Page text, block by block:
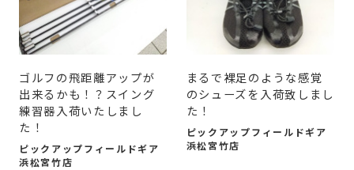
ゴルフの飛距離アップが
出来るかも！？スイング
練習器入荷いたしまし
た！
ピックアップフィールドギア
浜松宮竹店
まるで裸足のような感覚
のシューズを入荷致しまし
た！
ピックアップフィールドギア
浜松宮竹店